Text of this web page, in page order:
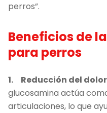
perros”.
Beneficios de
para perros
1. Reducción del
glucosamina actúa
articulaciones, lo que